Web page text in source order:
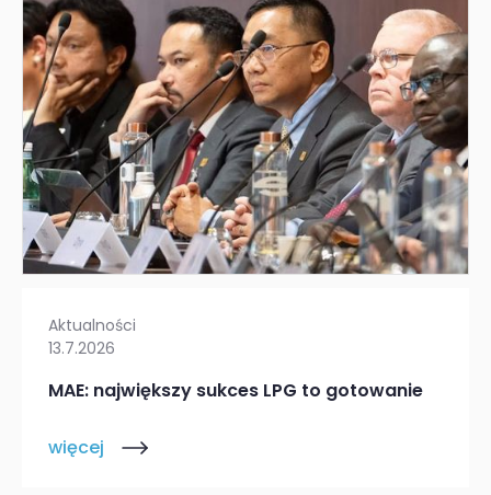
Aktualności
13.7.2026
MAE: największy sukces LPG to gotowanie
więcej